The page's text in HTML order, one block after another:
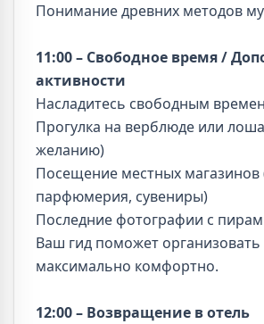
Понимание древних методов
11:00 – Свободное время /
активности
Насладитесь свободным
Прогулка на верблюде или
желанию)
Посещение местных магазинов
парфюмерия, сувениры)
Последние фотографии с
Ваш гид поможет организовать
максимально комфортно.
12:00 – Возвращение в отель